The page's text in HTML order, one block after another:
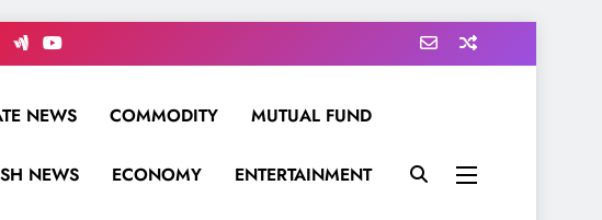
NEWS COMMODITY MUTUAL FUND
NEWS ECONOMY ENTERTAINMENT